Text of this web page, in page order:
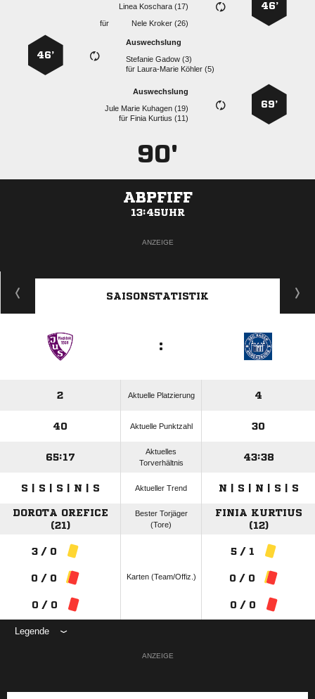
46’
  
für
  
Auswechslung
  
für   
46’
69’
Auswechslung
   
für   
90'
ABPFIFF
13:45UHR
ANZEIGE
SAISONSTATISTIK
:
2 Aktuelle Platzierung 4
40 Aktuelle Punktzahl 30
65:17
Aktuelles
Torverhältnis
43:38
S | S | S | N | S Aktueller Trend N | S | N | S | S
DOROTA OREFICE
(21)
Bester Torjäger
(Tore)
FINIA KURTIUS
(12)
3 / 0
0 / 0
0 / 0
Karten (Team/Offiz.)
5 / 1
0 / 0
0 / 0
Legende
ANZEIGE